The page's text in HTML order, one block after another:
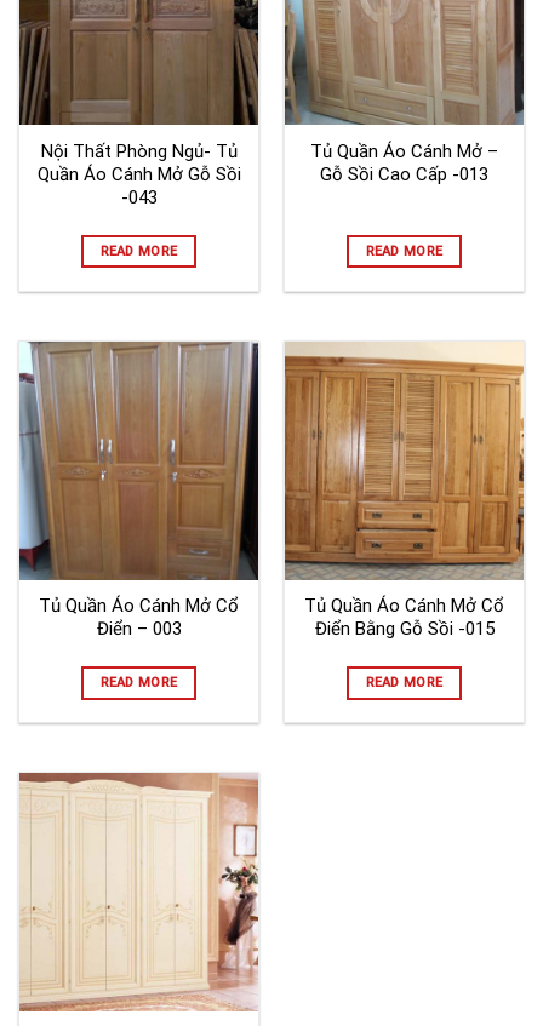
Nội Thất Phòng Ngủ- Tủ
Quần Áo Cánh Mở Gỗ Sồi
-043
READ MORE
Tủ Quần Áo Cánh Mở –
Gỗ Sồi Cao Cấp -013
READ MORE
Tủ Quần Áo Cánh Mở Cổ
Điển – 003
READ MORE
Tủ Quần Áo Cánh Mở Cổ
Điển Bằng Gỗ Sồi -015
READ MORE